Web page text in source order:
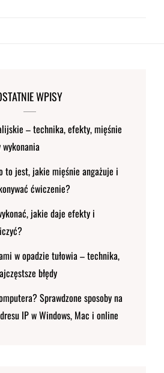
WPISY
– technika, efekty, mięśnie
wykonania
to jest, jakie mięśnie angażuje i
ćwiczenie?
jakie daje efekty i
w opadzie tułowia – technika,
błędy
Sprawdzone sposoby na
IP w Windows, Mac i online